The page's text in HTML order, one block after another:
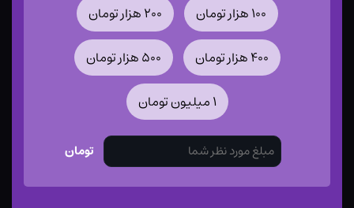
۱۰۰ هزار تومان
۲۰۰ هزار تومان
۴۰۰ هزار تومان
۵۰۰ هزار تومان
۱ میلیون تومان
تومان